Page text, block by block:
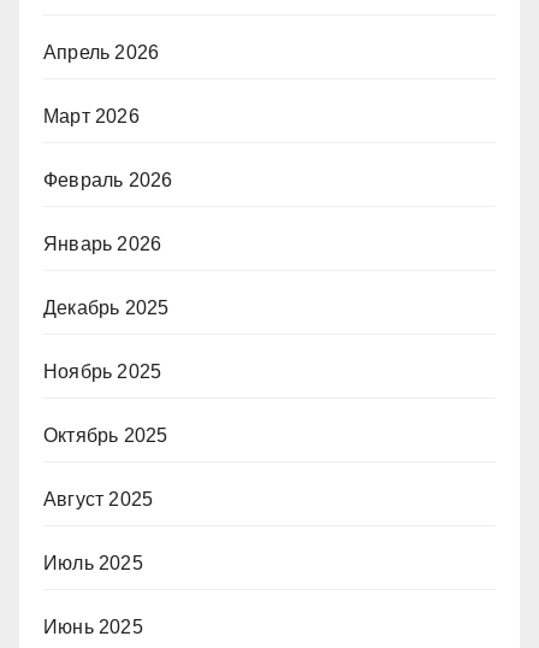
Апрель 2026
Март 2026
Февраль 2026
Январь 2026
Декабрь 2025
Ноябрь 2025
Октябрь 2025
Август 2025
Июль 2025
Июнь 2025